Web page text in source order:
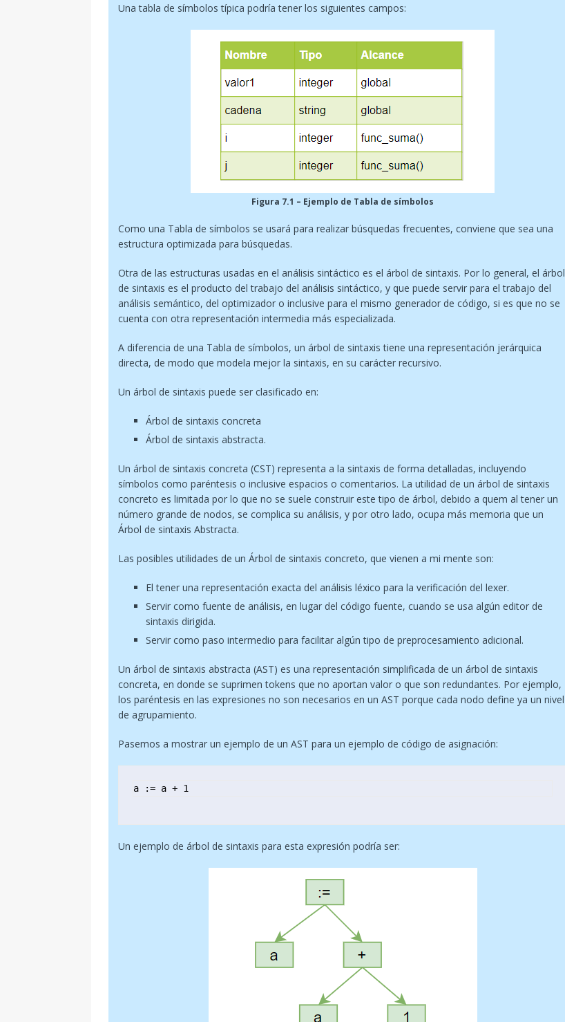
Una tabla de símbolos típica podría tener los siguientes campos:
Figura 7.1 – Ejemplo de Tabla de símbolos
Como una Tabla de símbolos se usará para realizar búsquedas frecuentes, conviene que sea una
estructura optimizada para búsquedas.
Otra de las estructuras usadas en el análisis sintáctico es el árbol de sintaxis. Por lo general, el árbol
de sintaxis es el producto del trabajo del análisis sintáctico, y que puede servir para el trabajo del
análisis semántico, del optimizador o inclusive para el mismo generador de código, si es que no se
cuenta con otra representación intermedia más especializada.
A diferencia de una Tabla de símbolos, un árbol de sintaxis tiene una representación jerárquica
directa, de modo que modela mejor la sintaxis, en su carácter recursivo.
Un árbol de sintaxis puede ser clasificado en:
Árbol de sintaxis concreta
Árbol de sintaxis abstracta.
Un árbol de sintaxis concreta (CST) representa a la sintaxis de forma detalladas, incluyendo
símbolos como paréntesis o inclusive espacios o comentarios. La utilidad de un árbol de sintaxis
concreto es limitada por lo que no se suele construir este tipo de árbol, debido a quem al tener un
número grande de nodos, se complica su análisis, y por otro lado, ocupa más memoria que un
Árbol de sintaxis Abstracta.
Las posibles utilidades de un Árbol de sintaxis concreto, que vienen a mi mente son:
El tener una representación exacta del análisis léxico para la verificación del lexer.
Servir como fuente de análisis, en lugar del código fuente, cuando se usa algún editor de
sintaxis dirigida.
Servir como paso intermedio para facilitar algún tipo de preprocesamiento adicional.
Un árbol de sintaxis abstracta (AST) es una representación simplificada de un árbol de sintaxis
concreta, en donde se suprimen tokens que no aportan valor o que son redundantes. Por ejemplo,
los paréntesis en las expresiones no son necesarios en un AST porque cada nodo define ya un nivel
de agrupamiento.
Pasemos a mostrar un ejemplo de un AST para un ejemplo de código de asignación:
a := a + 1
Un ejemplo de árbol de sintaxis para esta expresión podría ser: